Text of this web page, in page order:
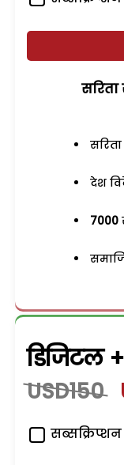
देश
7000
डिजिटल
USD150